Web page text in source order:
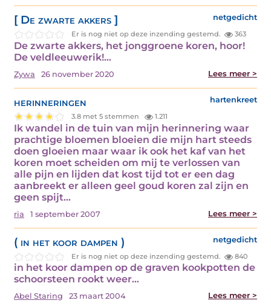
[ De zwarte akkers ] netgedicht
Er is nog niet op deze inzending gestemd. 363
De zwarte akkers, het jonggroene koren, hoor!
De veldleeuwerik!…
Zywa 26 november 2020 Lees meer >
herinneringen hartenkreet
3.8 met 5 stemmen 1.211
Ik wandel in de tuin van mijn herinnering waar
prachtige bloemen bloeien die mijn hart steeds
doen gloeien maar waar ik ook het kaf van het
koren moet scheiden om mij te verlossen van
alle pijn en lijden dat kost tijd tot er een dag
aanbreekt er alleen geel goud koren zal zijn en
geen spijt…
ria 1 september 2007 Lees meer >
( in het koor dampen ) netgedicht
Er is nog niet op deze inzending gestemd. 840
in het koor dampen op de graven kookpotten de
schoorsteen rookt weer…
Abel Staring 23 maart 2004 Lees meer >